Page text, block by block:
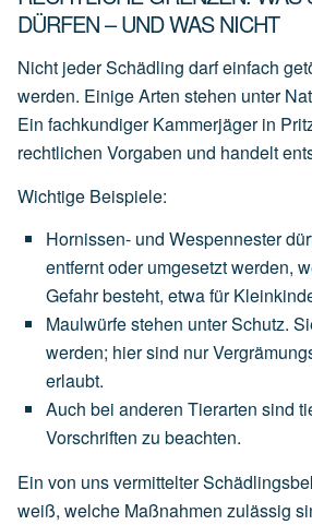
DÜRFEN – UND WAS NICHT
Nicht jeder Schädling darf einfach
werden. Einige Arten stehen unter
Ein fachkundiger Kammerjäger in
rechtlichen Vorgaben und handelt
Wichtige Beispiele:
Hornissen- und Wespennester
entferntoder umgesetztwerden,
Gefahrbesteht, etwafür
Maulwürfestehen unterSchutz.
werden; hiersind nur
erlaubt.
Auch bei anderen Tierarten sind
Vorschriften zu beachten.
Ein von uns vermittelter
weiß, welche Maßnahmen zulässig